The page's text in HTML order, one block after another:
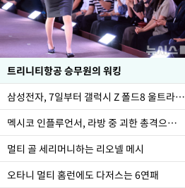
트리니티항공 승무원의 워킹
삼성전자, 7일부터 갤럭시 Z 폴드8 울트라·폴드8·플립8 출시
멕시코 인플루언서, 라방 중 괴한 총격으로 사망
멀티 골 세리머니하는 리오넬 메시
오타니 멀티 홈런에도 다저스는 6연패